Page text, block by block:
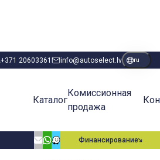
+371 20603361 info@autoselect.lv ru
Каталог
Комиссионная
продажа
Финансирование